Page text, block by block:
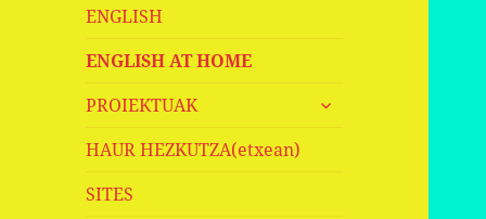
ENGLISH
ENGLISH AT HOME
PROIEKTUAK
haurren
HAUR HEZKUTZA(etxean)
SITES